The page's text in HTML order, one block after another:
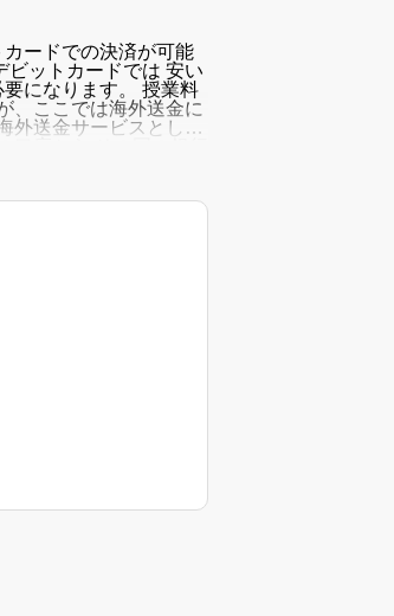
ードでの決済が可能
ビットカードでは 安い
になります。 授業料
、ここでは海外送金に
外送金サービスとして